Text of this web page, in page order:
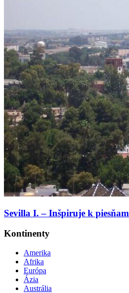
Sevilla I. – Inšpiruje k piesňam
Kontinenty
Amerika
Afrika
Európa
Ázia
Austrália